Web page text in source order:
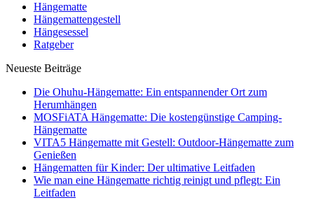
Hängematte
Hängemattengestell
Hängesessel
Ratgeber
Neueste Beiträge
Die Ohuhu-Hängematte: Ein entspannender Ort zum
Herumhängen
MOSFiATA Hängematte: Die kostengünstige Camping-
Hängematte
VITA5 Hängematte mit Gestell: Outdoor-Hängematte zum
Genießen
Hängematten für Kinder: Der ultimative Leitfaden
Wie man eine Hängematte richtig reinigt und pflegt: Ein
Leitfaden